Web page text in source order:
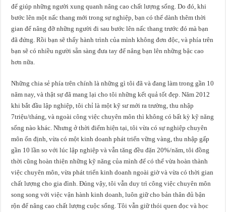
để giúp những người xung quanh nâng cao chất lượng sống. Do đó, khi
bước lên một nấc thang mới trong sự nghiệp, bạn có thể dành thêm thời
gian để nâng đỡ những người đi sau bước lên nấc thang trước đó mà bạn
đã đứng. Rồi bạn sẽ thấy hành trình của mình không đơn độc, và phía trên
bạn sẽ có nhiều người sẵn sàng đưa tay để nâng bạn lên những bậc cao
hơn nữa.
Những chia sẻ phía trên chính là những gì tôi đã và đang làm trong gần 10
năm nay, và thật sự đã mang lại cho tôi những kết quả tốt đẹp. Năm 2012
khi bắt đầu lập nghiệp, tôi chỉ là một kỹ sư mới ra trường, thu nhập
7triệu/tháng, và ngoài công việc chuyên môn thì không có bất kỳ kỹ năng
sống nào khác. Nhưng ở thời điểm hiện tại, tôi vừa có sự nghiệp chuyên
môn ổn định, vừa có một kinh doanh phát triển vững vàng, thu nhập gấp
gần 10 lần so với lúc lập nghiệp và vẫn tăng đều đặn 20%/năm, tôi đồng
thời cũng hoàn thiện những kỹ năng của mình để có thể vừa hoàn thành
việc chuyên môn, vừa phát triển kinh doanh ngoài giờ và vừa có thời gian
chất lượng cho gia đình. Đúng vậy, tôi vẫn duy trì công việc chuyên môn
song song với việc vận hành kinh doanh, luôn giữ cho bản thân đủ bận
rộn để nâng cao chất lượng cuộc sống. Tôi vẫn giữ thói quen đọc và học